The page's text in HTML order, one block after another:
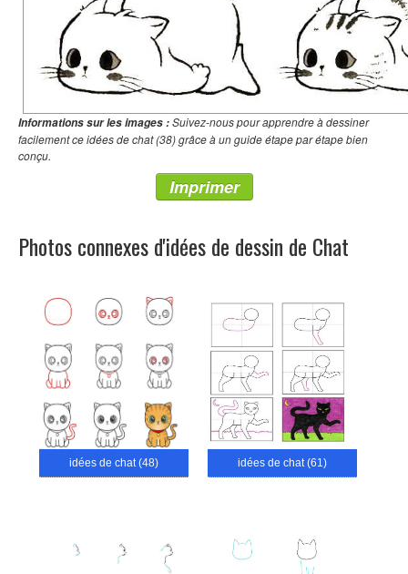
Informations sur les images :Suivez-nous pour apprendre à dessiner
facilement ce idées de chat (38) grâce à un guide étape par étape bien
conçu.
Imprimer
Photos connexes d'idées de dessin de Chat
idées de chat (48) idées de chat (61)